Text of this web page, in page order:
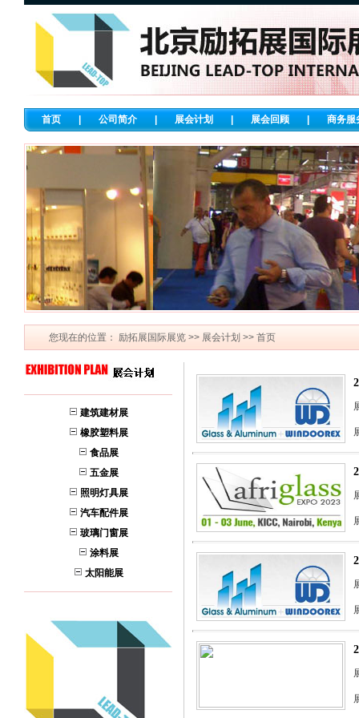
首页 公司简介 展会计划 展会回顾 商务服
您现在的位置： 励拓展国际展览 >> 展会计划 >> 首页
建筑建材展
橡胶塑料展
食品展
五金展
照明灯具展
汽车配件展
玻璃门窗展
涂料展
太阳能展